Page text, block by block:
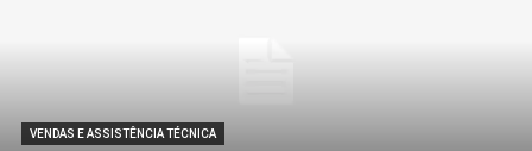
VENDAS E ASSISTÊNCIA TÉCNICA